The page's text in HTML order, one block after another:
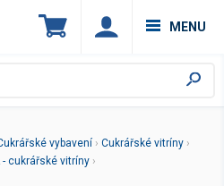
MENU
vybavení › Cukrářské vitríny ›
- cukrářské vitríny ›